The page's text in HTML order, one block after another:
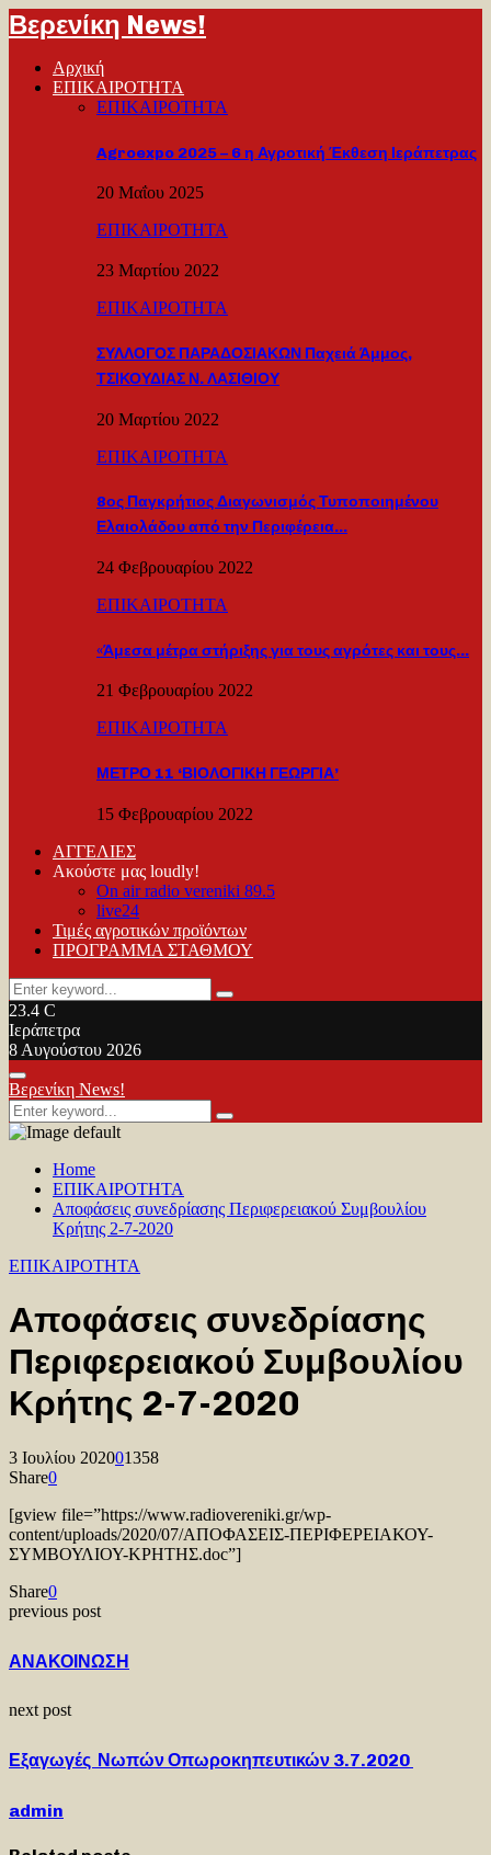
Βερενίκη News!
Αρχική
ΕΠΙΚΑΙΡΟΤΗΤΑ
ΕΠΙΚΑΙΡΟΤΗΤΑ
Agroexpo 2025 – 6 η Αγροτική Έκθεση Ιεράπετρας
20 Μαΐου 2025
ΕΠΙΚΑΙΡΟΤΗΤΑ
23 Μαρτίου 2022
ΕΠΙΚΑΙΡΟΤΗΤΑ
ΣΥΛΛΟΓΟΣ ΠΑΡΑΔΟΣΙΑΚΩΝ Παχειά Άμμος,
ΤΣΙΚΟΥΔΙΑΣ Ν. ΛΑΣΙΘΙΟΥ
20 Μαρτίου 2022
ΕΠΙΚΑΙΡΟΤΗΤΑ
8ος Παγκρήτιος Διαγωνισμός Τυποποιημένου
Ελαιολάδου από την Περιφέρεια…
24 Φεβρουαρίου 2022
ΕΠΙΚΑΙΡΟΤΗΤΑ
«Άμεσα μέτρα στήριξης για τους αγρότες και τους…
21 Φεβρουαρίου 2022
ΕΠΙΚΑΙΡΟΤΗΤΑ
ΜΕΤΡΟ 11 ‘ΒΙΟΛΟΓΙΚΗ ΓΕΩΡΓΙΑ’
15 Φεβρουαρίου 2022
ΑΓΓΕΛΙΕΣ
Ακούστε μας loudly!
On air radio vereniki 89.5
live24
Τιμές αγροτικών προϊόντων
ΠΡΟΓΡΑΜΜΑ ΣΤΑΘΜΟΥ
Search
for:
Search
23.4 C
Ιεράπετρα
8 Αυγούστου 2026
Facebook
Twitter
Youtube
Primary
Menu
Βερενίκη News!
Search
for:
Search
Home
ΕΠΙΚΑΙΡΟΤΗΤΑ
Αποφάσεις συνεδρίασης Περιφερειακού Συμβουλίου
Κρήτης 2-7-2020
ΕΠΙΚΑΙΡΟΤΗΤΑ
Αποφάσεις συνεδρίασης
Περιφερειακού Συμβουλίου
Κρήτης 2-7-2020
3 Ιουλίου 202001358
Share0
[gview file=”https://www.radiovereniki.gr/wp-
content/uploads/2020/07/ΑΠΟΦΑΣΕΙΣ-ΠΕΡΙΦΕΡΕΙΑΚΟΥ-
ΣΥΜΒΟΥΛΙΟΥ-ΚΡΗΤΗΣ.doc”]
Share0
previous post
ΑΝΑΚΟΙΝΩΣΗ
next post
Εξαγωγές Νωπών Οπωροκηπευτικών 3.7.2020
admin